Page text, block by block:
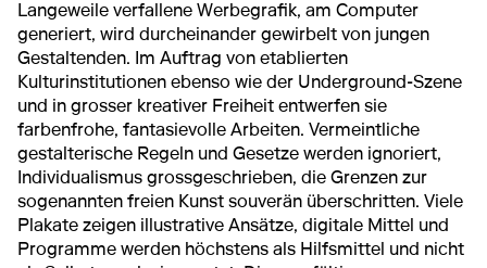
Langeweile verfallene Werbegrafik, am Computer
generiert, wird durcheinander gewirbelt von jungen
Gestaltenden. Im Auftrag von etablierten
Kulturinstitutionen ebenso wie der Underground-Szene
und in grosser kreativer Freiheit entwerfen sie
farbenfrohe, fantasievolle Arbeiten. Vermeintliche
gestalterische Regeln und Gesetze werden ignoriert,
Individualismus grossgeschrieben, die Grenzen zur
sogenannten freien Kunst souverän überschritten. Viele
Plakate zeigen illustrative Ansätze, digitale Mittel und
Programme werden höchstens als Hilfsmittel und nicht